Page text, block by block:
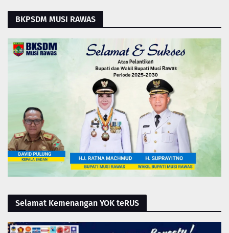
BKPSDM MUSI RAWAS
Selamat Kemenangan YOK teRUS